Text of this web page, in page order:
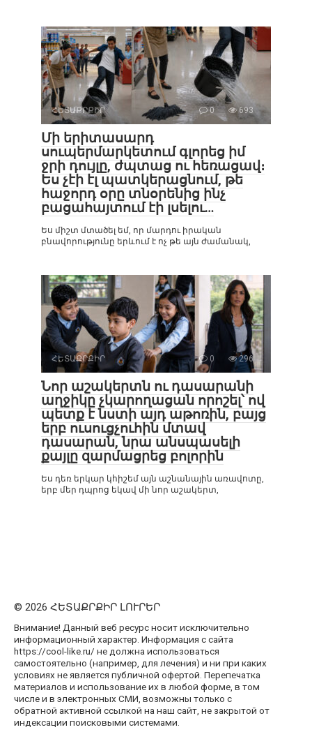
ՀԵՏԱՔՐՔԻՐ 0 693
Մի երիտասարդ
սուպերմարկետում գլորեց իմ
ջրի դույլը, ժպտաց ու հեռացավ։
Ես չէի էլ պատկերացնում, թե
հաջորդ օրը տնօրենից ինչ
բացահայտում էի լսելու…
Ես միշտ մտածել եմ, որ մարդու իրական
բնավորությունը երևում է ոչ թե այն ժամանակ,
ՀԵՏԱՔՐՔԻՐ 0 296
Նոր աշակերտն ու դասարանի
աղջիկը չկարողացան որոշել՝ ով
պետք է նստի այդ աթոռին, բայց
երբ ուսուցչուհին մտավ
դասարան, նրա անսպասելի
քայլը զարմացրեց բոլորին
Ես դեռ երկար կհիշեմ այն աշնանային առավոտը,
երբ մեր դպրոց եկավ մի նոր աշակերտ,
© 2026 ՀԵՏԱՔՐՔԻՐ ԼՈՒՐԵՐ
Внимание! Данный веб ресурс носит исключительно
информационный характер. Информация с сайта
https://cool-like.ru/ не должна использоваться
самостоятельно (например, для лечения) и ни при каких
условиях не является публичной офертой. Перепечатка
материалов и использование их в любой форме, в том
числе и в электронных СМИ, возможны только с
обратной активной ссылкой на наш сайт, не закрытой от
индексации поисковыми системами.